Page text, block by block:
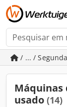
/ ... /
usado (14)